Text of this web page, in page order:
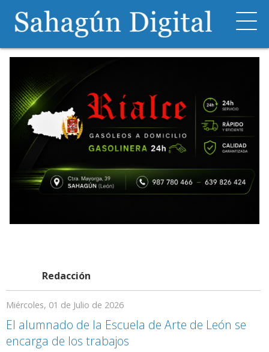
Redacción
Miércoles, 01 de Julio de 2026
El alumnado de la Escuela de Arte de León se
encarga de los trabajos